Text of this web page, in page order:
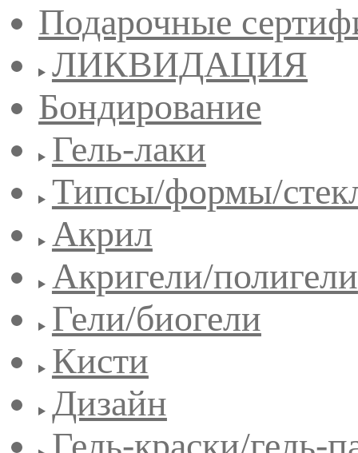
Подарочные
ЛИКВИДАЦИЯ
Бондирование
Гель-лаки
Типсы/формы/
Акрил
Акригели/полигели
Гели/биогели
Кисти
Дизайн